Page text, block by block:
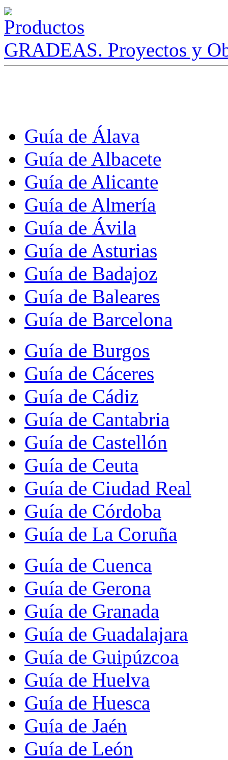
GRADEAS. Proyectos y
Guía de Álava
Guía de Albacete
Guía de Alicante
Guía de Almería
Guía de Ávila
Guía de Asturias
Guía de Badajoz
Guía de Baleares
Guía de Barcelona
Guía de Burgos
Guía de Cáceres
Guía de Cádiz
Guía de Cantabria
Guía de Castellón
Guía de Ceuta
Guía de Ciudad Real
Guía de Córdoba
Guía de La Coruña
Guía de Cuenca
Guía de Gerona
Guía de Granada
Guía de Guadalajara
Guía de Guipúzcoa
Guía de Huelva
Guía de Huesca
Guía de Jaén
Guía de León